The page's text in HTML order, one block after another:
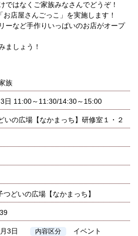
ではなくご家族みなさんでどうぞ！
店屋さんごっこ」を実施します！
ーなど手作りいっぱいのお店がオープ
ましょう！
族
日 11:00～11:30/14:30～15:00
いの広場【なかまっち】研修室１・２
つどいの広場【なかまっち】
3日 内容区分 イベント